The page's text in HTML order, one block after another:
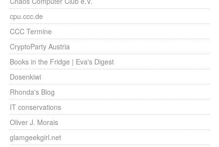
cpu.ccc.de
CCC Termine
CryptoParty Austria
Books in the Fridge | Eva's Digest
Dosenkiwi
Rhonda's Blog
IT conservations
Oliver J. Morais
glamgeekgirl.net